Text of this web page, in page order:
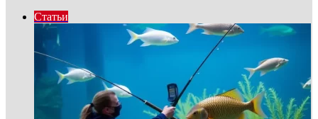
Статьи